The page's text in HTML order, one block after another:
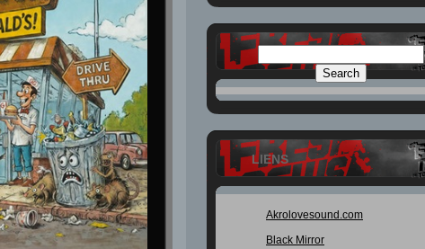
LIENS
Akrolovesound.com
Black Mirror